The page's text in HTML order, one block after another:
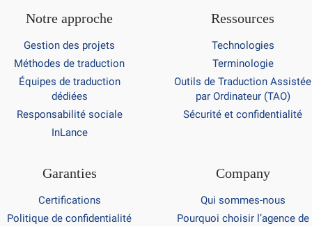
Notre approche
Gestion des projets
Méthodes de traduction
Équipes de traduction
dédiées
Responsabilité sociale
InLance
Ressources
Technologies
Terminologie
Outils de Traduction Assistée
par Ordinateur (TAO)
Sécurité et confidentialité
Garanties
Certifications
Politique de confidentialité
Company
Qui sommes-nous
Pourquoi choisir l’agence de